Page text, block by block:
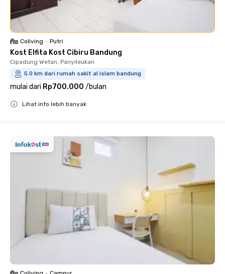
Coliving • Putri
Kost Elfita Kost Cibiru Bandung
Cipadung Wetan, Panyileukan
5.0 km dari rumah sakit al islam bandung
mulai dari Rp700.000 /bulan
Lihat info lebih banyak